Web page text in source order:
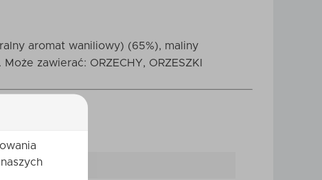
aromat waniliowy) (65%), maliny
zawierać: ORZECHY, ORZESZKI